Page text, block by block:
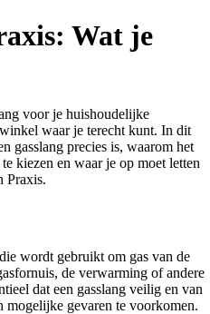
Wat je
voor je huishoudelijke
waar je terecht kunt. In dit
gasslang precies is, waarom het
kiezen en waar je op moet letten
Praxis.
wordt gebruikt om gas van de
de verwarming of andere
dat een gasslang veilig en van
mogelijke gevaren te voorkomen.